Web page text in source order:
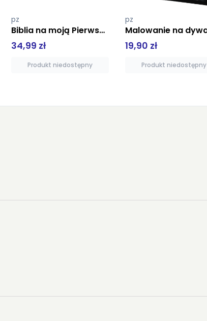
pz
Malowanie na dywanie. Zwierzęta
19,90 zł
Produkt niedostępny
pz
Kolorowanka misie
8,00 zł
Dodaj do koszyka